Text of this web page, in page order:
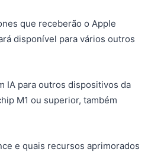
que receberão o Apple
disponível para vários outros
IA para outros dispositivos da
M1 ou superior, também
e quais recursos aprimorados